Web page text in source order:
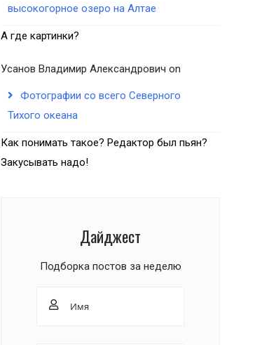
высокогорное озеро на Алтае
А где картинки?
Усанов Владимир Александрович on
Фотографии со всего Северного
Тихого океана
Как понимать такое? Редактор был пьян?
Закусывать надо!
Дайджест
Подборка постов за неделю